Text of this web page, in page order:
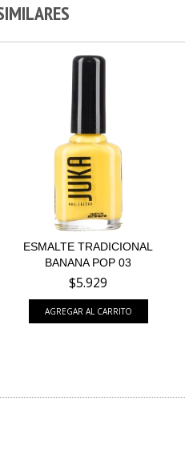
ESMALTE TRADICIONAL
BANANA POP 03
$5.929